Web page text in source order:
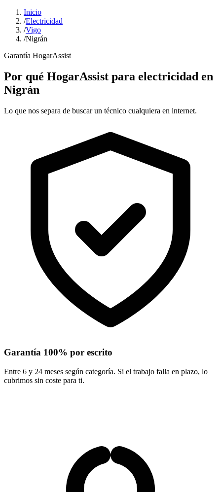
Inicio
/Electricidad
/Vigo
/Nigrán
Garantía HogarAssist
Por qué HogarAssist para electricidad en
Nigrán
Lo que nos separa de buscar un técnico cualquiera en internet.
Garantía 100% por escrito
Entre 6 y 24 meses según categoría. Si el trabajo falla en plazo, lo
cubrimos sin coste para ti.